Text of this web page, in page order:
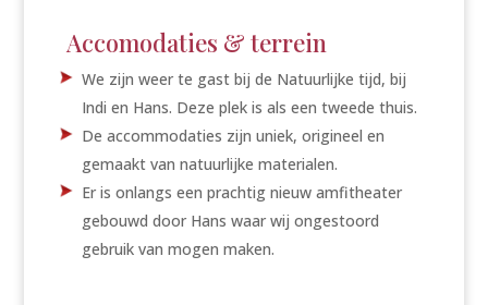
Accomodaties & terrein
We zijn weer te gast bij de Natuurlijke tijd, bij
Indi en Hans. Deze plek is als een tweede thuis.
De accommodaties zijn uniek, origineel en
gemaakt van natuurlijke materialen.
Er is onlangs een prachtig nieuw amfitheater
gebouwd door Hans waar wij ongestoord
gebruik van mogen maken.